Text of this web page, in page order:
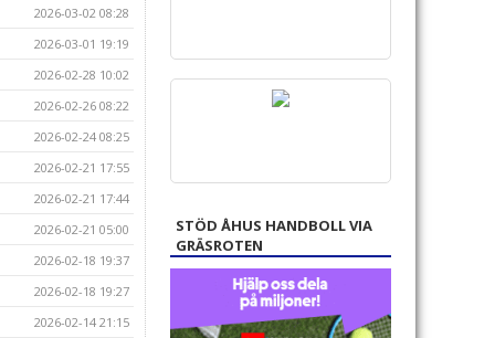
2026-03-02 08:28
2026-03-01 19:19
2026-02-28 10:02
2026-02-26 08:22
2026-02-24 08:25
2026-02-21 17:55
2026-02-21 17:44
2026-02-21 05:00
2026-02-18 19:37
2026-02-18 19:27
2026-02-14 21:15
STÖD ÅHUS HANDBOLL VIA
GRÄSROTEN